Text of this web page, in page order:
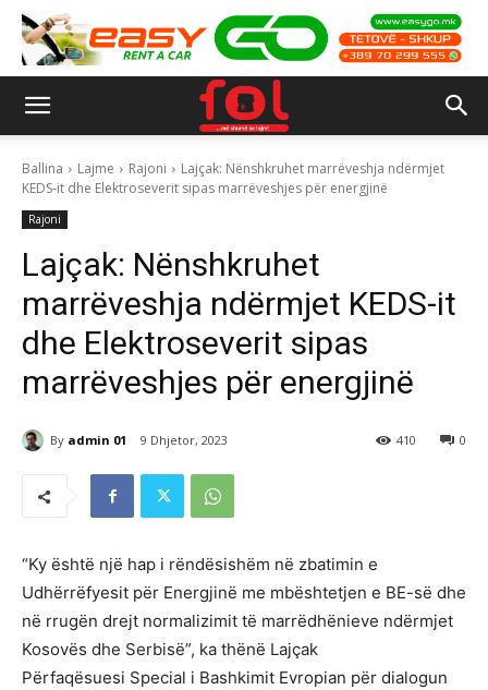
Ballina Lajme Rajoni
Lajçak: Nënshkruhet marrëveshja ndërmjet
KEDS-it dhe Elektroseverit sipas marrëveshjes për energjinë
Rajoni
Lajçak: Nënshkruhet
marrëveshja ndërmjet KEDS-it
dhe Elektroseverit sipas
marrëveshjes për energjinë
By admin 01 9 Dhjetor, 2023 0
410
“Ky është një hap i rëndësishëm në zbatimin e
Udhërrëfyesit për Energjinë me mbështetjen e BE-së dhe
në rrugën drejt normalizimit të marrëdhënieve ndërmjet
Kosovës dhe Serbisë”, ka thënë Lajçak
Përfaqësuesi Special i Bashkimit Evropian për dialogun